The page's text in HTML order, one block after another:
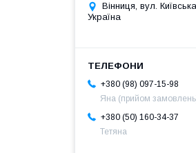
Вінниця, вул.
Україна
+380 (98) 097-15-98
Яна (прийом
+380 (50) 160-34-37
Тетяна